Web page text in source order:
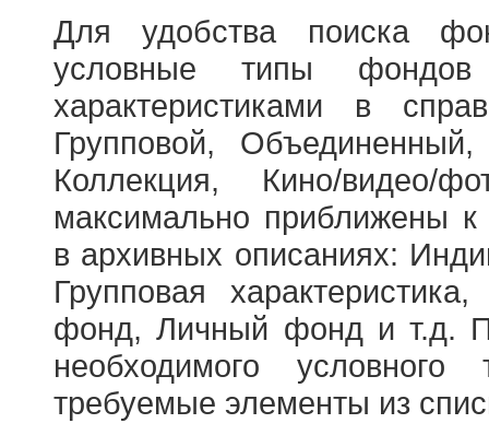
Для удобства поиска
условные типы
характеристиками в
Групповой,
Коллекция, Кино/
максимально приближены
в архивных описаниях:
Групповая
фонд, Личный фонд и т.д.
необходимого
требуемые элементы из